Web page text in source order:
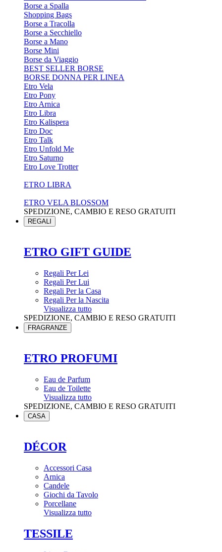
Borse a Spalla
Shopping Bags
Borse a Tracolla
Borse a Secchiello
Borse a Mano
Borse Mini
Borse da Viaggio
BEST SELLER BORSE
BORSE DONNA PER LINEA
Etro Vela
Etro Pony
Etro Arnica
Etro Libra
Etro Kalispera
Etro Doc
Etro Talk
Etro Unfold Me
Etro Saturno
Etro Love Trotter
ETRO LIBRA
ETRO VELA BLOSSOM
SPEDIZIONE, CAMBIO E RESO GRATUITI
REGALI
ETRO GIFT GUIDE
Regali Per Lei
Regali Per Lui
Regali Per la Casa
Regali Per la Nascita
Visualizza tutto
SPEDIZIONE, CAMBIO E RESO GRATUITI
FRAGRANZE
ETRO PROFUMI
Eau de Parfum
Eau de Toilette
Visualizza tutto
SPEDIZIONE, CAMBIO E RESO GRATUITI
CASA
DÉCOR
Accessori Casa
Arnica
Candele
Giochi da Tavolo
Porcellane
Visualizza tutto
TESSILE